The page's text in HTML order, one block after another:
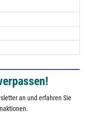
an und erfahren Sie